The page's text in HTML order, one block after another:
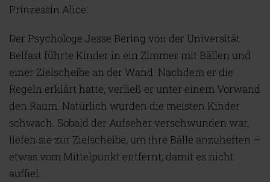
Prinzessin Alice:
Der Psychologe Jesse Bering von der Universität
Belfast führte Kinder in ein Zimmer mit Bällen und
einer Zielscheibe an der Wand. Nachdem er die
Regeln erklärt hatte, verließ er unter einem Vorwand
den Raum. Natürlich wurden die meisten Kinder
schwach. Sobald der Aufseher verschwunden war,
liefen sie zur Zielscheibe, um ihre Bälle anzuheften –
etwas vom Mittelpunkt entfernt, damit es nicht
auffiel.